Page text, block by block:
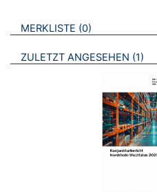
VERWEISE AUF
MERKLISTE 0 BROSCHÜREN
ZULETZT ANGESEHEN 1